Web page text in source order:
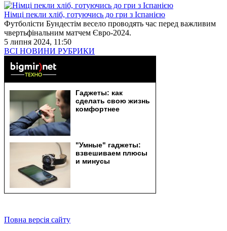
Німці пекли хліб, готуючись до гри з Іспанією
Футболісти Бундестім весело проводять час перед важливим
чвертьфінальним матчем Євро-2024.
5 липня 2024, 11:50
ВСІ НОВИНИ РУБРИКИ
Повна версія сайту